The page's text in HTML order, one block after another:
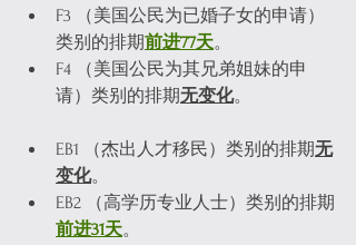
F3 （美国公民为已婚子女的申请）
类别的排期前进77天。
F4 （美国公民为其兄弟姐妹的申
请）类别的排期无变化。
EB1 （杰出人才移民）类别的排期无
变化。
EB2 （高学历专业人士）类别的排期
前进31天。